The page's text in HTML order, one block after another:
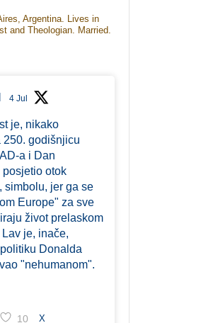
Argentina. Lives in
and Theologian. Married.
4 Jul
je, nikako
250. godišnjicu
a i Dan
otok
simbolu, jer ga se
Europe" za sve
život prelaskom
je, inače,
Donalda
"nehumanom".
10 X